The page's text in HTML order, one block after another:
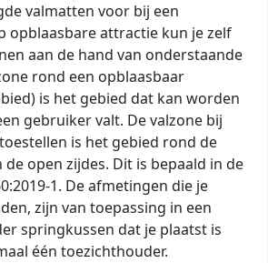
valmatten voor bij een
opblaasbare attractie kun je zelf
aan de hand van onderstaande
rond een opblaasbaar
is het gebied dat kan worden
gebruiker valt. De valzone bij
is het gebied rond de
open zijdes. Dit is bepaald in de
1. De afmetingen die je
zijn van toepassing in een
springkussen dat je plaatst is
één toezichthouder.